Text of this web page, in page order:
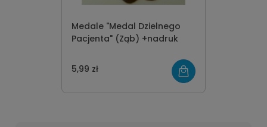
Medale "Medal Dzielnego
Pacjenta" (Ząb) +nadruk
5,99 zł